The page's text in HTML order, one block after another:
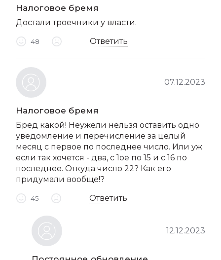
Налоговое бремя
Достали троечники у власти.
48 Ответить
Налоговое бремя
07.12.2023
Бред какой! Неужели нельзя оставить одно
уведомление и перечисление за целый
месяц с первое по последнее число. Или уж
если так хочется - два, с 1ое по 15 и с 16 по
последнее. Откуда число 22? Как его
придумали вообще!?
45 Ответить
12.12.2023